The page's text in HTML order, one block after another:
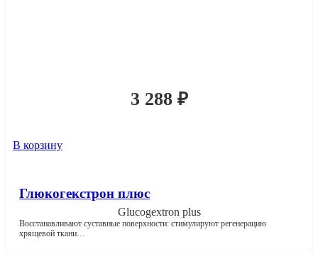
3 288 ₽
В корзину
Глюкогекстрон плюс
Glucogextron plus
Восстанавливают суставные поверхности: стимулируют регенерацию
хрящевой ткани…